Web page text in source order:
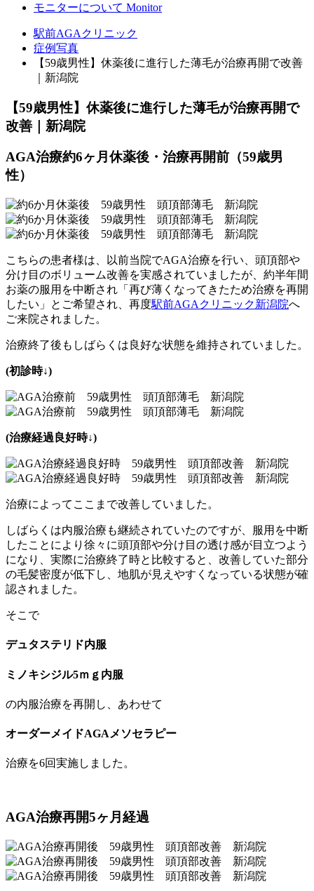
モニターについて Monitor
駅前AGAクリニック
症例写真
【59歳男性】休薬後に進行した薄毛が治療再開で改善
｜新潟院
【59歳男性】休薬後に進行した薄毛が治療再開で
改善｜新潟院
AGA治療約6ヶ月休薬後・治療再開前（59歳男
性）
こちらの患者様は、以前当院でAGA治療を行い、頭頂部や
分け目のボリューム改善を実感されていましたが、約半年間
お薬の服用を中断され「再び薄くなってきたため治療を再開
したい」とご希望され、再度駅前AGAクリニック新潟院へ
ご来院されました。
治療終了後もしばらくは良好な状態を維持されていました。
(初診時↓)
(治療経過良好時↓)
治療によってここまで改善していました。
しばらくは内服治療も継続されていたのですが、服用を中断
したことにより徐々に頭頂部や分け目の透け感が目立つよう
になり、実際に治療終了時と比較すると、改善していた部分
の毛髪密度が低下し、地肌が見えやすくなっている状態が確
認されました。
そこで
デュタステリド内服
ミノキシジル5ｍｇ内服
の内服治療を再開し、あわせて
オーダーメイドAGAメソセラピー
治療を6回実施しました。
AGA治療再開5ヶ月経過